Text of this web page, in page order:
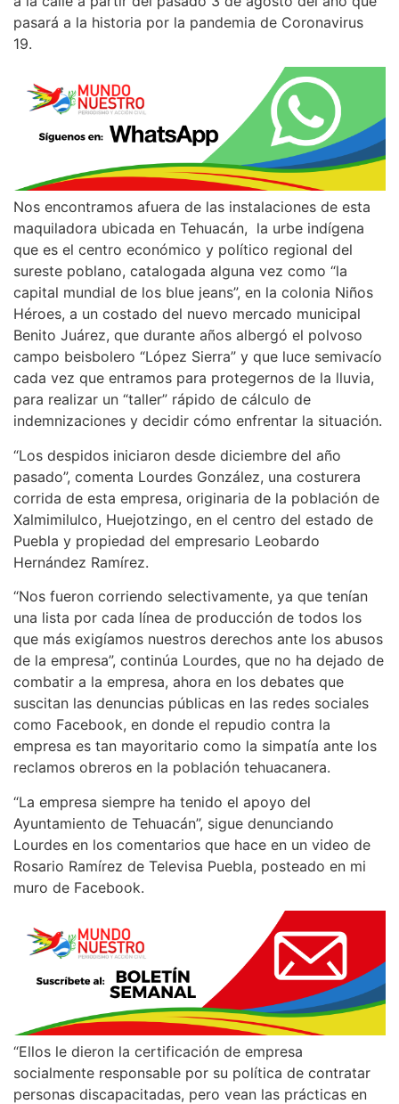
pasará a la historia por la pandemia de Coronavirus
19.
Nos encontramos afuera de las instalaciones de esta
maquiladora ubicada en Tehuacán, la urbe indígena
que es el centro económico y político regional del
sureste poblano, catalogada alguna vez como “la
capital mundial de los blue jeans”, en la colonia Niños
Héroes, a un costado del nuevo mercado municipal
Benito Juárez, que durante años albergó el polvoso
campo beisbolero “López Sierra” y que luce semivacío
cada vez que entramos para protegernos de la lluvia,
para realizar un “taller” rápido de cálculo de
indemnizaciones y decidir cómo enfrentar la situación.
“Los despidos iniciaron desde diciembre del año
pasado”, comenta Lourdes González, una costurera
corrida de esta empresa, originaria de la población de
Xalmimilulco, Huejotzingo, en el centro del estado de
Puebla y propiedad del empresario Leobardo
Hernández Ramírez.
“Nos fueron corriendo selectivamente, ya que tenían
una lista por cada línea de producción de todos los
que más exigíamos nuestros derechos ante los abusos
de la empresa”, continúa Lourdes, que no ha dejado de
combatir a la empresa, ahora en los debates que
suscitan las denuncias públicas en las redes sociales
como Facebook, en donde el repudio contra la
empresa es tan mayoritario como la simpatía ante los
reclamos obreros en la población tehuacanera.
“La empresa siempre ha tenido el apoyo del
Ayuntamiento de Tehuacán”, sigue denunciando
Lourdes en los comentarios que hace en un video de
Rosario Ramírez de Televisa Puebla, posteado en mi
muro de Facebook.
“Ellos le dieron la certificación de empresa
socialmente responsable por su política de contratar
personas discapacitadas, pero vean las prácticas en